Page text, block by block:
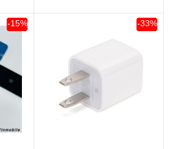
-15% -33%